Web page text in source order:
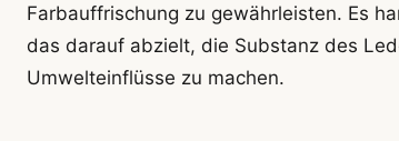
Farbauffrischung zu gewährleisten. Es
das darauf abzielt, die Substanz des
Umwelteinflüsse zu machen.